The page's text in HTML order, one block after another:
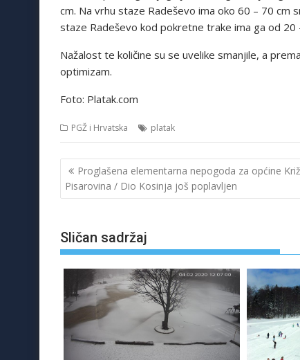
cm. Na vrhu staze Radeševo ima oko 60 – 70 cm
staze Radeševo kod pokretne trake ima ga od 20
Nažalost te količine su se uvelike smanjile, a
optimizam.
Foto: Platak.com
PGŽ i Hrvatska platak
Navigacija
objava
Proglašena elementarna nepogoda za općine
Pisarovina / Dio Kosinja još poplavljen
Sličan sadržaj